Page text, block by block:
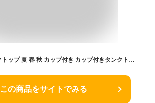
ブラトップ タンクトップ 夏 春 秋 カップ付き カップ付きタンクトップ カップ付きインナー ナイトブラ カップつき ブラタンクトップ ノンワイヤーブラ 垂れない オシャレ 昼夜兼用 レディース カップ付 カップ入 リブ インナー ノンワイヤー 送料無料
この商品をサイトでみる